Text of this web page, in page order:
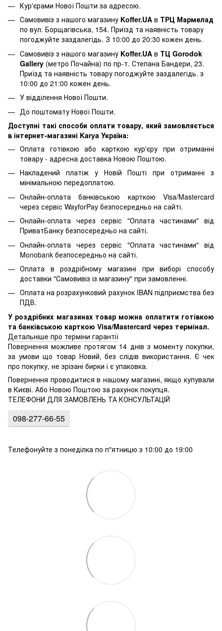
Кур'єрами Нової Пошти за адресою.
Самовивіз з нашого магазину Koffer.UA в ТРЦ Мармелад
по вул. Борщагівська, 154. Приїзд та наявність товару
погоджуйте заздалегідь. З 10:00 до 20:30 кожен день.
Самовивіз з нашого магазину Koffer.UA в ТЦ Gorodok
Gallery (метро Почайна) по пр-т. Степана Бандери, 23.
Приїзд та наявність товару погоджуйте заздалегідь. з
10:00 до 21:00 кожен день.
У відділення Нової Пошти.
До поштомату Нової Пошти.
Доступні такі способи оплати товару, який замовляється
в інтернет-магазині Karya Україна:
Оплата готівкою або карткою кур'єру при отриманні
товару - адресна доставка Новою Поштою.
Накладений платіж у Новій Пошті при отриманні з
мінімальною передоплатою.
Онлайн-оплата банківською карткою Visa/Mastercard
через сервіс WayforPay безпосередньо на сайті.
Онлайн-оплата через сервіс "Оплата частинами" від
ПриватБанку безпосередньо на сайті.
Онлайн-оплата через сервіс "Оплата частинами" від
Monobank безпосередньо на сайті.
Оплата в роздрібному магазині при виборі способу
доставки "Самовивіз із магазину" при замовленні.
Оплата на розрахунковий рахунок IBAN підприємства без
ПДВ.
У роздрібних магазинах товар можна оплатити готівкою
та банківською карткою Visa/Mastercard через термінал.
Детальніше про терміни гарантії
Повернення можливе протягом 14 днів з моменту покупки,
за умови що товар Новий, без слідів використання. Є чек
про покупку, не зрізані бирки і є упаковка.
Повернення проводитися в нашому магазині, якщо купували
в Києві. Або Новою Поштою за рахунок покупця.
ТЕЛЕФОНИ ДЛЯ ЗАМОВЛЕНЬ ТА КОНСУЛЬТАЦІЙ
098-277-66-55
Телефонуйте з понеділка по п"ятницю з 10:00 до 19:00